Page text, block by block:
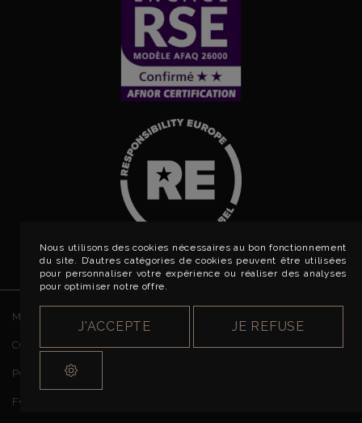
Nous utilisons des cookies nécessaires au bon fonctionnement
du site. D’autres catégories de cookies peuvent être utilisées
pour personnaliser votre expérience ou réaliser des analyses
pour optimiser notre offre.
J'ACCEPTE JE REFUSE
MENTIONS LÉGALES
CONDITIONS GÉNÉRALES DE VENTE
POLITIQUE DE CONFIDENTIALITÉ
FORMULAIRE DE RÉTRACTATION